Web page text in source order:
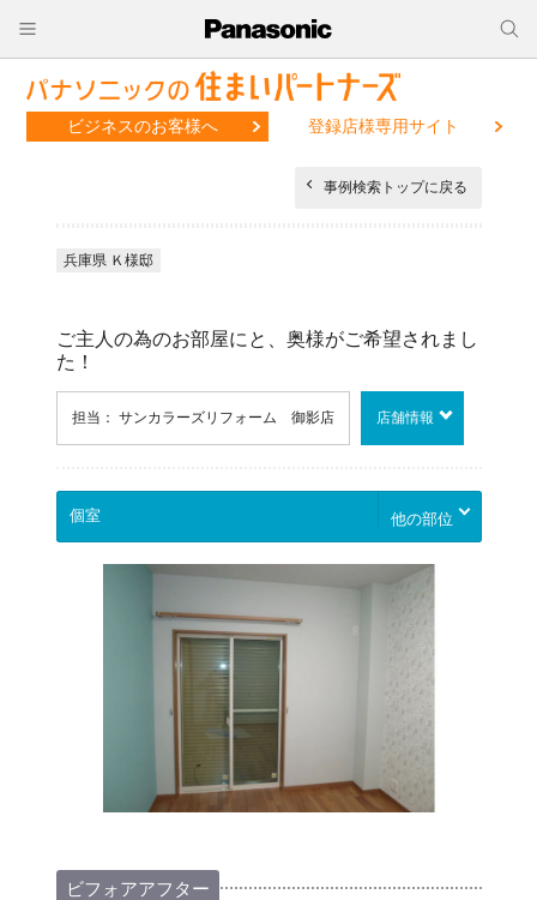
ビジネスのお客様へ 登録店様専用サイト
事例検索トップに戻る
兵庫県 Ｋ様邸
ご主人の為のお部屋にと、奥様がご希望されまし
た！
担当： サンカラーズリフォーム 御影店 店舗情報
他の部位
ビフォアアフター